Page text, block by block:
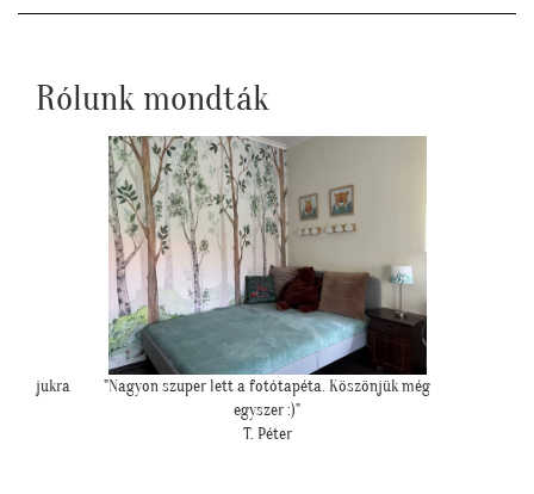
Rólunk mondták
még
""Szuper lett a gyerekszoba is :)""
L. Katalin